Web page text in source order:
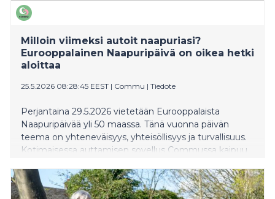
Milloin viimeksi autoit naapuriasi?
Eurooppalainen Naapuripäivä on oikea hetki
aloittaa
25.5.2026 08:28:45 EEST | Commu | Tiedote
Perjantaina 29.5.2026 vietetään Eurooppalaista
Naapuripäivää yli 50 maassa. Tänä vuonna päivän
teema on yhteneväisyys, yhteisöllisyys ja turvallisuus.
Kotimaisessa auttamisen sovellus Commussa kaipuu
suomalaista on rekisteröitynyt sovellukseen, jossa voi
pyytää ja antaa apua lähialueellaan. Alla neljä heistä